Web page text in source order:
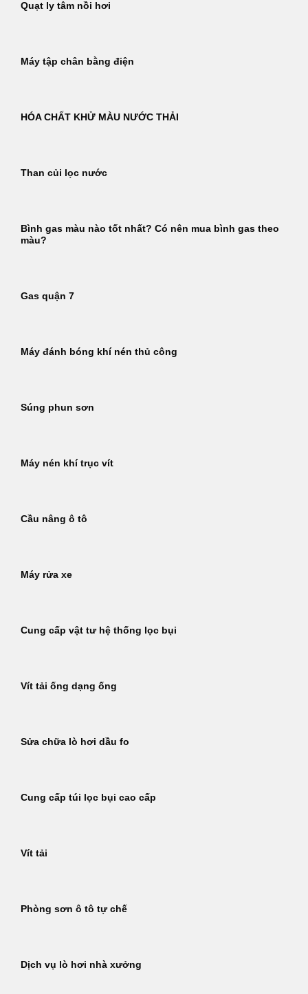
Quạt ly tâm nồi hơi
Máy tập chân bằng điện
HÓA CHẤT KHỬ MÀU NƯỚC THẢI
Than củi lọc nước
Bình gas màu nào tốt nhất? Có nên mua bình gas theo
màu?
Gas quận 7
Máy đánh bóng khí nén thủ công
Súng phun sơn
Máy nén khí trục vít
Cầu nâng ô tô
Máy rửa xe
Cung cấp vật tư hệ thống lọc bụi
Vít tải ống dạng ống
Sửa chữa lò hơi dầu fo
Cung cấp túi lọc bụi cao cấp
Vít tải
Phòng sơn ô tô tự chế
Dịch vụ lò hơi nhà xưởng